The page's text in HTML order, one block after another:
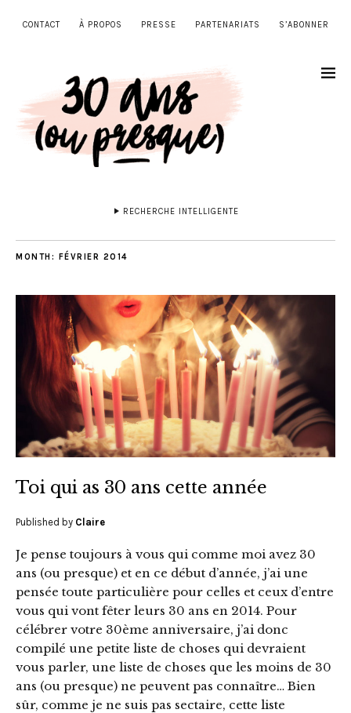
CONTACT À PROPOS PRESSE PARTENARIATS S’ABONNER
RECHERCHE INTELLIGENTE
MONTH: FÉVRIER 2014
Toi qui as 30 ans cette année
Published by Claire
Je pense toujours à vous qui comme moi avez 30
ans (ou presque) et en ce début d’année, j’ai une
pensée toute particulière pour celles et ceux d’entre
vous qui vont fêter leurs 30 ans en 2014. Pour
célébrer votre 30ème anniversaire, j’ai donc
compilé une petite liste de choses qui devraient
vous parler, une liste de choses que les moins de 30
ans (ou presque) ne peuvent pas connaître… Bien
sûr, comme je ne suis pas sectaire, cette liste